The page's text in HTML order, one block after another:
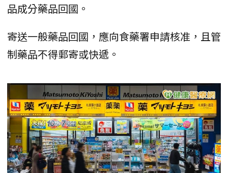
品成分藥品回國。
寄送一般藥品回國，應向食藥署申請核准，且管
制藥品不得郵寄或快遞。